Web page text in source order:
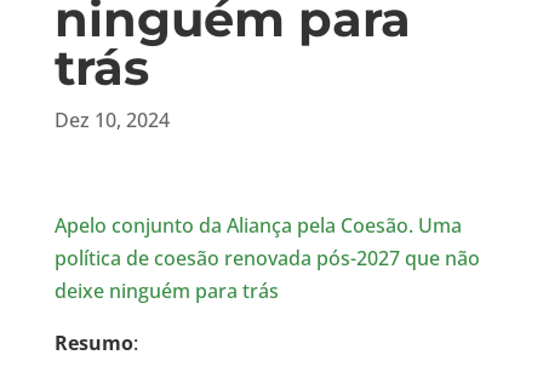
ninguém para
trás
Dez 10, 2024
Apelo conjunto da Aliança pela Coesão. Uma
política de coesão renovada pós-2027 que não
deixe ninguém para trás
Resumo: